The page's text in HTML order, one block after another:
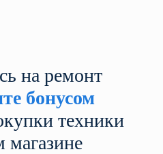
на ремонт
бонусом
техники
магазине